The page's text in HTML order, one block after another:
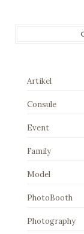
Artikel
Consule
Event
Family
Model
PhotoBooth
Photography